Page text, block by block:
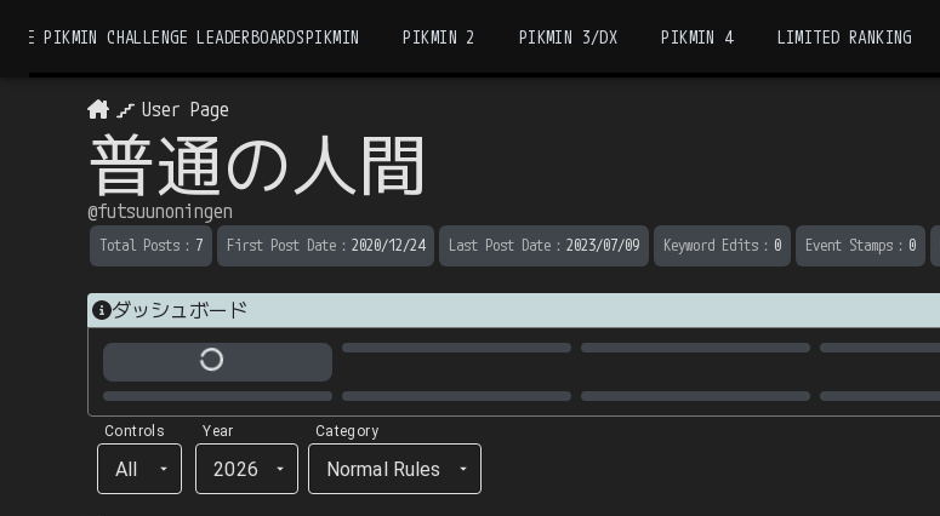
THE PIKMIN CHALLENGE LEADERBOARDSPIKMIN PIKMIN 2 PIKMIN 3/DX PIKMIN 4 LIMITED RANKING
User Page
普通の人間
@futsuunoningen
Total Posts ： 7 First Post Date ： 2020/12/24 Last Post Date ： 2023/07/09 Keyword Edits ： 0 Event Stamps ： 0
ダッシュボード
Controls
All
Year
2026
Category
Normal Rules